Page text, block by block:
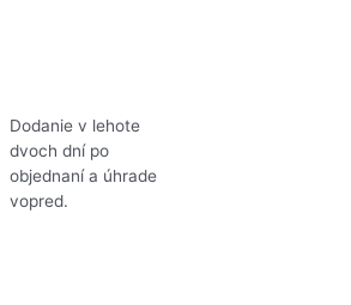
Dodanie v lehote
dvoch dní po
objednaní a úhrade
vopred.